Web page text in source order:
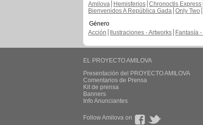
Amilova
Hemisferios Chronoctis Express
Bienvenidos A República Gada Only Two
Género
Acción
Ilustraciones - Artworks Fantasía
EL PROYECTO AMILOVA
Presentación del PROYECTO AMILOVA
Comentarios de Prensa
Kit de prensa
Banners
Info Anunciantes
Follow Amilova on